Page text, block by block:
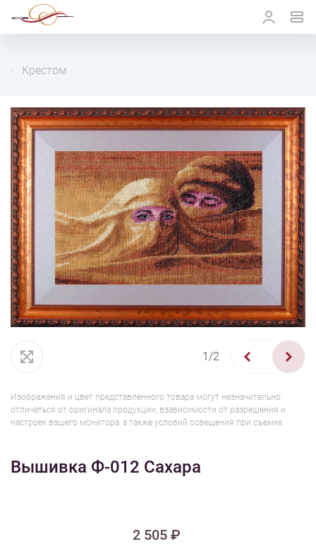
Крестом
1/2
Изображения и цвет представленного товара могут незначительно
отличаться от оригинала продукции, взависимости от разрешения и
настроек вашего монитора, а также условий освещения при съемке
Вышивка Ф-012 Сахара
2 505 ₽